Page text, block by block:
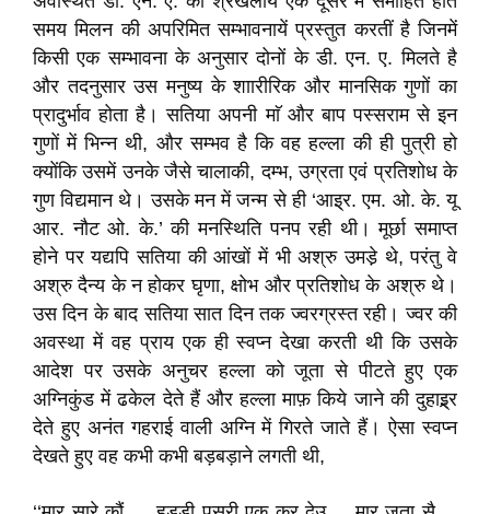
समय मिलन की अपरिमित सम्भावनायें प्रस्तुत करतीं है जिनमें
किसी एक सम्भावना के अनुसार दोनों के डी. एन. ए. मिलते है
और तदनुसार उस मनुष्य के शाारीरिक और मानसिक गुणों का
प्रादुर्भाव होता है। सतिया अपनी माॅ और बाप पस्सराम से इन
गुणों में भिन्न थी, और सम्भव है कि वह हल्ला की ही पुत्री हो
क्योंकि उसमें उनके जैसे चालाकी, दम्भ, उग्रता एवं प्रतिशोध के
गुण विद्यमान थे। उसके मन में जन्म से ही ‘आइ्र. एम. ओ. के. यू
आर. नौट ओ. के.’ की मनस्थिति पनप रही थी। मूर्छा समाप्त
होने पर यद्यपि सतिया की आंखों में भी अश्रु उमडे़ थे, परंतु वे
अश्रु दैन्य के न होकर घृणा, क्षोभ और प्रतिशोध के अश्रु थे।
उस दिन के बाद सतिया सात दिन तक ज्वरग्रस्त रही। ज्वर की
अवस्था में वह प्राय एक ही स्वप्न देखा करती थी कि उसके
आदेश पर उसके अनुचर हल्ला को जूता से पीटते हुए एक
अग्निकुंड में ढकेल देते हैं और हल्ला माफ़ किये जाने की दुहाइ्र्र
देते हुए अनंत गहराई वाली अग्नि में गिरते जाते हैं। ऐसा स्वप्न
देखते हुए वह कभी कभी बड़बड़ाने लगती थी,